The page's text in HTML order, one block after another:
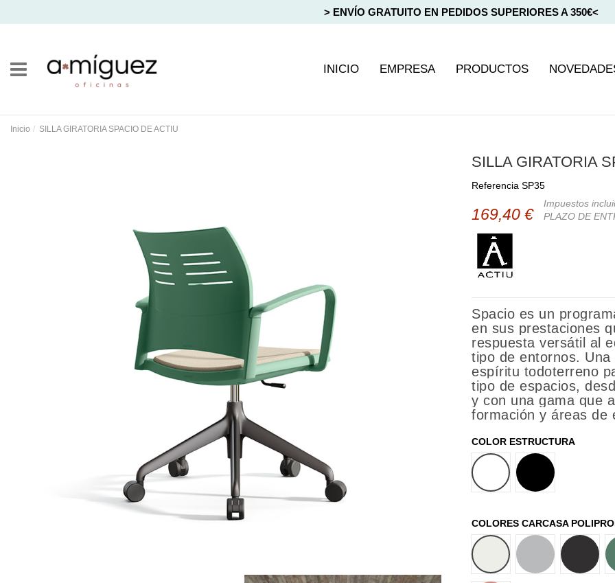
> ENVÍO GRATUITO EN PEDIDOS SUPERIORES A 350€<
INICIO EMPRESA PRODUCTOS
Inicio SILLA GIRATORIA SPACIO DE ACTIU
SILLA GIRATORIA
Referencia SP35
169,40 €
Impuestos
PLAZO DE
Spacio es un
en sus prestaciones
respuesta versátil al
tipo de entornos. Una
espíritu todoterreno
tipo de espacios,
y con una gama que
formación y áreas de
COLOR ESTRUCTURA
BLANCO
NEGRO
COLORES CARCASA
BLANCO
GRIS NEGRO